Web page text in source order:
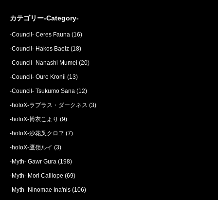
カテゴリー-Category-
-Council- Ceres Fauna (16)
-Council- Hakos Baelz (18)
-Council- Nanashi Mumei (20)
-Council- Ouro Kronii (13)
-Council- Tsukumo Sana (12)
-holoX-ラプラス・ダークネス (3)
-holoX-博衣こより (9)
-holoX-沙花叉クロヱ (7)
-holoX-鷹嶺ルイ (3)
-Myth- Gawr Gura (198)
-Myth- Mori Calliope (69)
-Myth- Ninomae Ina'nis (106)